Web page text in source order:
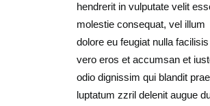
hendrerit in vulputate velit
molestie consequat, vel illum
dolore eu feugiat nulla
vero eros et accumsan et
odio dignissim qui blandit
luptatum zzril delenit augue